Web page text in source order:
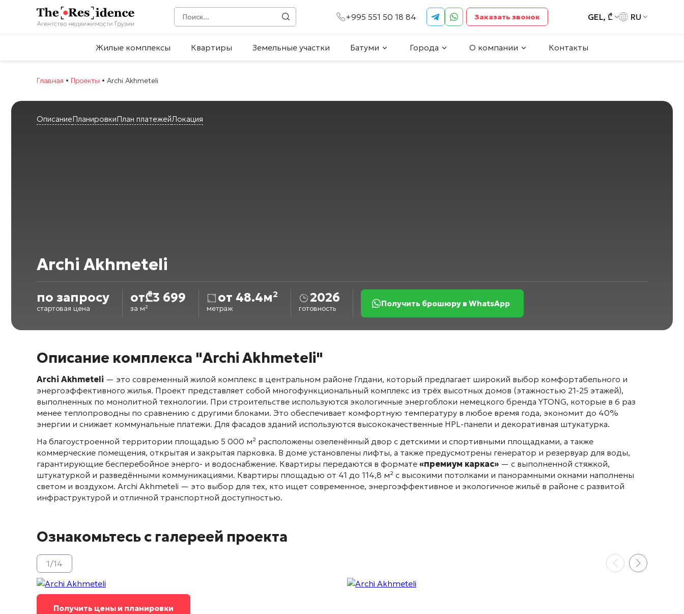
+995 551 50 18 84 Заказать звонок GEL, ₾ RU
Жилые комплексы Квартиры Земельные участки Батуми Города О компании Контакты
Главная • Проекты • Archi Akhmeteli
ОписаниеПланировкиПлан платежейЛокация
Archi Akhmeteli
по запросу
стартовая цена
от₾3 699
за м²
от 48.4м²
метраж
2026
готовность Получить брошюру в WhatsApp
Описание комплекса "Archi Akhmeteli"
Archi Akhmeteli — это современный жилой комплекс в центральном районе Глдани, который предлагает широкий выбор комфортабельного и
энергоэффективного жилья. Проект представляет собой многофункциональный комплекс из трёх высотных домов (этажностью 21-25 этажей),
выполненных по монолитной технологии. При строительстве используются экологичные энергоблоки немецкого бренда YTONG, которые в 6 раз
менее теплопроводны по сравнению с другими блоками. Это обеспечивает комфортную температуру в любое время года, экономит до 40%
энергии и снижает коммунальные платежи. Для фасадов зданий используются высококачественные HPL-панели и декоративная штукатурка.
На благоустроенной территории площадью 5 000 м² расположены озеленённый двор с детскими и спортивными площадками, а также
коммерческие помещения, открытая и закрытая парковка. В доме установлены лифты, а также предусмотрены генератор и резервуар для воды,
гарантирующие бесперебойное энерго- и водоснабжение. Квартиры передаются в формате «премиум каркас» — с выполненной стяжкой,
штукатуркой и разведёнными коммуникациями. Квартиры площадью от 41 до 114,8 м² с высокими потолками и панорамными окнами наполнены
светом и воздухом. Archi Akhmeteli — это выбор для тех, кто ищет современное, энергоэффективное и экологичное жильё в районе с развитой
инфраструктурой и отличной транспортной доступностью.
Ознакомьтесь с галереей проекта
1/14
Получить цены и планировки